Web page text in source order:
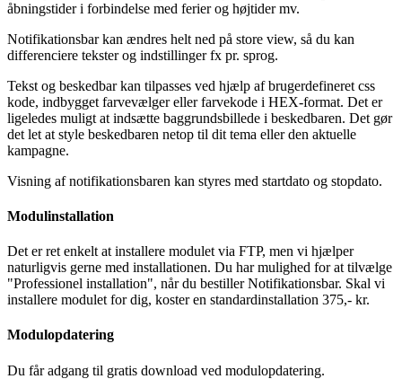
åbningstider i forbindelse med ferier og højtider mv.
Notifikationsbar kan ændres helt ned på store view, så du kan
differenciere tekster og indstillinger fx pr. sprog.
Tekst og beskedbar kan tilpasses ved hjælp af brugerdefineret css
kode, indbygget farvevælger eller farvekode i HEX-format. Det er
ligeledes muligt at indsætte baggrundsbillede i beskedbaren. Det gør
det let at style beskedbaren netop til dit tema eller den aktuelle
kampagne.
Visning af notifikationsbaren kan styres med startdato og stopdato.
Modulinstallation
Det er ret enkelt at installere modulet via FTP, men vi hjælper
naturligvis gerne med installationen. Du har mulighed for at tilvælge
"Professionel installation", når du bestiller Notifikationsbar. Skal vi
installere modulet for dig, koster en standardinstallation 375,- kr.
Modulopdatering
Du får adgang til gratis download ved modulopdatering.